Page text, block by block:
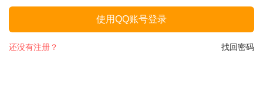
使用QQ账号登录
找回密码
还没有注册？